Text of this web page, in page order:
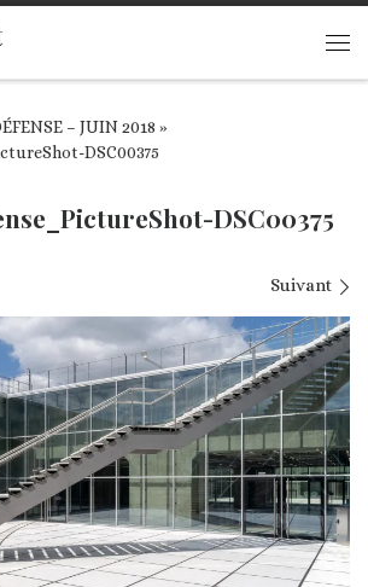
– JUIN 2018 »
DSC00375
DSC00375
Suivant